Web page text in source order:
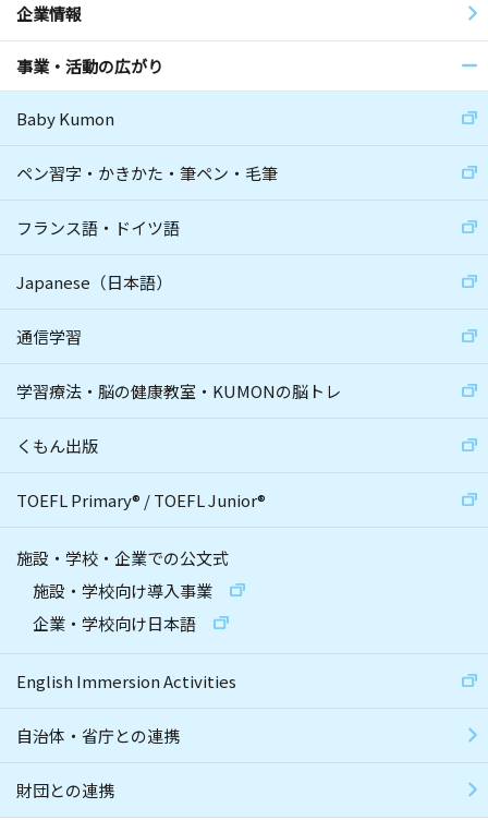
企業情報
事業・活動の広がり
Baby Kumon
ペン習字・かきかた・筆ペン・毛筆
フランス語・ドイツ語
Japanese（日本語）
通信学習
学習療法・脳の健康教室・KUMONの脳トレ
くもん出版
TOEFL Primary® /TOEFL Junior®
施設・学校・企業での公文式
施設・学校向け導入事業
企業・学校向け日本語
English Immersion Activities
自治体・省庁との連携
財団との連携